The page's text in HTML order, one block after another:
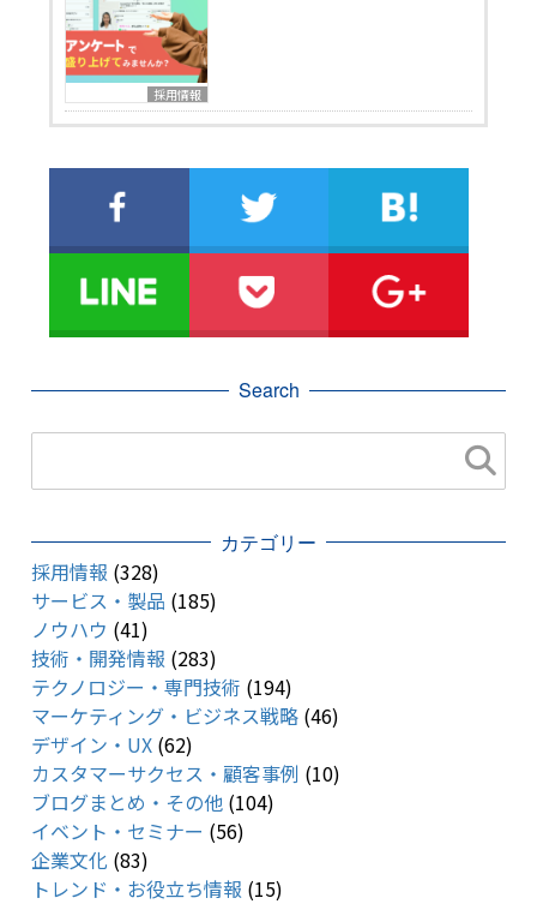
採用情報
Search
カテゴリー
採用情報 (328)
サービス・製品 (185)
ノウハウ (41)
技術・開発情報 (283)
テクノロジー・専門技術 (194)
マーケティング・ビジネス戦略(46)
デザイン・UX(62)
カスタマーサクセス・顧客事例 (10)
ブログまとめ・その他(104)
イベント・セミナー (56)
企業文化 (83)
トレンド・お役立ち情報 (15)